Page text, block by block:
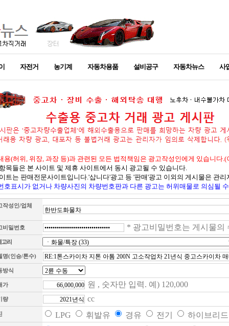
자전거 농기계 자동차용품 설비공구 자동차뉴스 사
용(허위, 위장, 과장 등)과 관련된 모든 법적책임은 광고작성인에게 있습니다
목들은 본 사이트 및 제휴 사이트에서 동시 광고될 수 있습니다.
트는 판매전문사이트입니다.'삽니다'광고 등 '판매'광고 이외의 게시물은 관
호표시가 없거나 차량사진의 차량번호판과 다른 광고는 허위매물로 의심될
작성인/업체
비밀번호 * 광고비밀번호는 게시물의
고리
명(인승/톤수)
방식
가 원 , 숫자만 입력. 예) 120,000
량 cc
LPG 휘발유 경유 전기 하이브리